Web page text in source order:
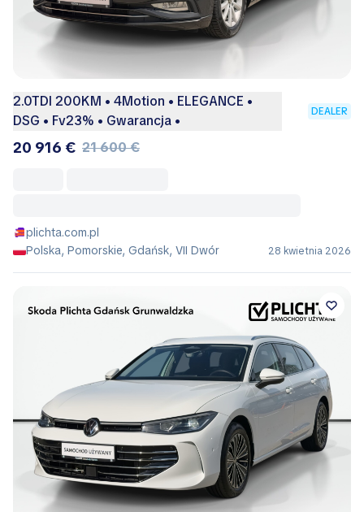
2.0TDI 200KM • 4Motion • ELEGANCE •
DSG • Fv23% • Gwarancja •
DEALER
20 916 € 21 600 €
plichta.com.pl
Polska, Pomorskie, Gdańsk, VII Dwór
28 kwietnia 2026